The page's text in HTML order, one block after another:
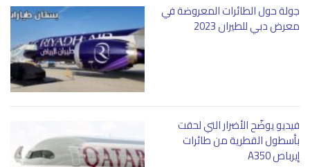
جولة حول الطائرات المعروضة في
معرض دبي للطيران 2023
فيديو يوضّح الأضرار التي لحقت
بأسطول القطرية من طائرات
إيرباص A350